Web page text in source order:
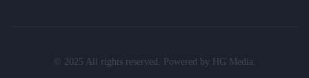
© 2025 All rights reserved. Powered by HG Media